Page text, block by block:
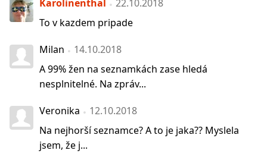
Karolinenthal
22.10.2018
To v kazdem pripade
Milan
14.10.2018
A 99% žen na seznamkách zase hledá
nesplnitelné. Na zpráv...
Veronika
12.10.2018
Na nejhorší seznamce? A to je jaka?? Myslela
jsem, že j...